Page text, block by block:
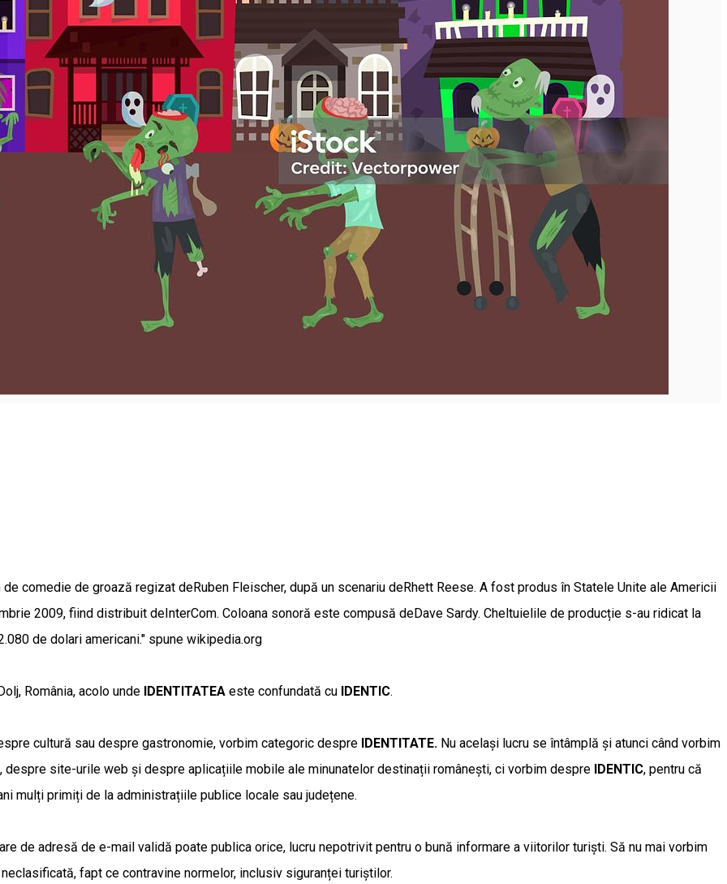
comedie de groază regizat deRuben Fleischer, după un scenariu deRhett Reese. A fost produs în Statele Unite ale Americii
2009, fiind distribuit deInterCom. Coloana sonoră este compusă deDave Sardy. Cheltuielile de producție s-au ridicat la
de dolari americani." spune wikipedia.org
România, acolo unde IDENTITATEA este confundată cu IDENTIC.
cultură sau despre gastronomie, vorbim categoric despre IDENTITATE. Nu același lucru se întâmplă și atunci când vorbim
site-urile web și despre aplicațiile mobile ale minunatelor destinații românești, ci vorbim despre IDENTIC, pentru că
mulți primiți de la administrațiile publice locale sau județene.
de adresă de e-mail validă poate publica orice, lucru nepotrivit pentru o bună informare a viitorilor turiști. Să nu mai vorbim
fapt ce contravine normelor, inclusiv siguranței turiștilor.